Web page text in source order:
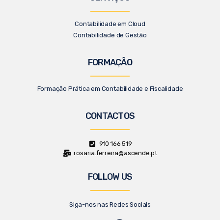
Contabilidade em Cloud
Contabilidade de Gestão
FORMAÇÃO
Formação Prática em Contabilidade e Fiscalidade
CONTACTOS
910 166 519
rosaria.ferreira@ascende.pt
FOLLOW US
Siga-nos nas Redes Sociais